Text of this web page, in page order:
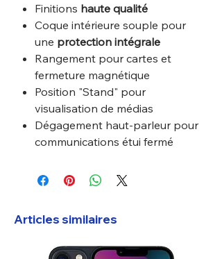
Finitions haute qualité
Coque intérieure souple pour
une protection intégrale
Rangement pour cartes et
fermeture magnétique
Position "Stand" pour
visualisation de médias
Dégagement haut-parleur pour
communications étui fermé
Articles similaires